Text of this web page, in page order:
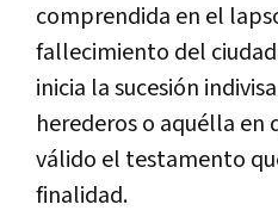
comprendida en el
fallecimiento del
inicia la sucesión
herederos o aquélla en
válido el testamento
finalidad.